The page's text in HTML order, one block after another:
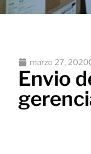
marzo 27, 2020
Envio